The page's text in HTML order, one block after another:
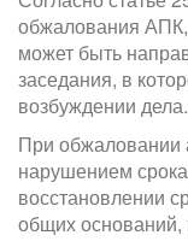
обжалования АПК,
может быть
заседания, в
возбуждении дела.
При обжаловании
нарушением
восстановлении
общих оснований,